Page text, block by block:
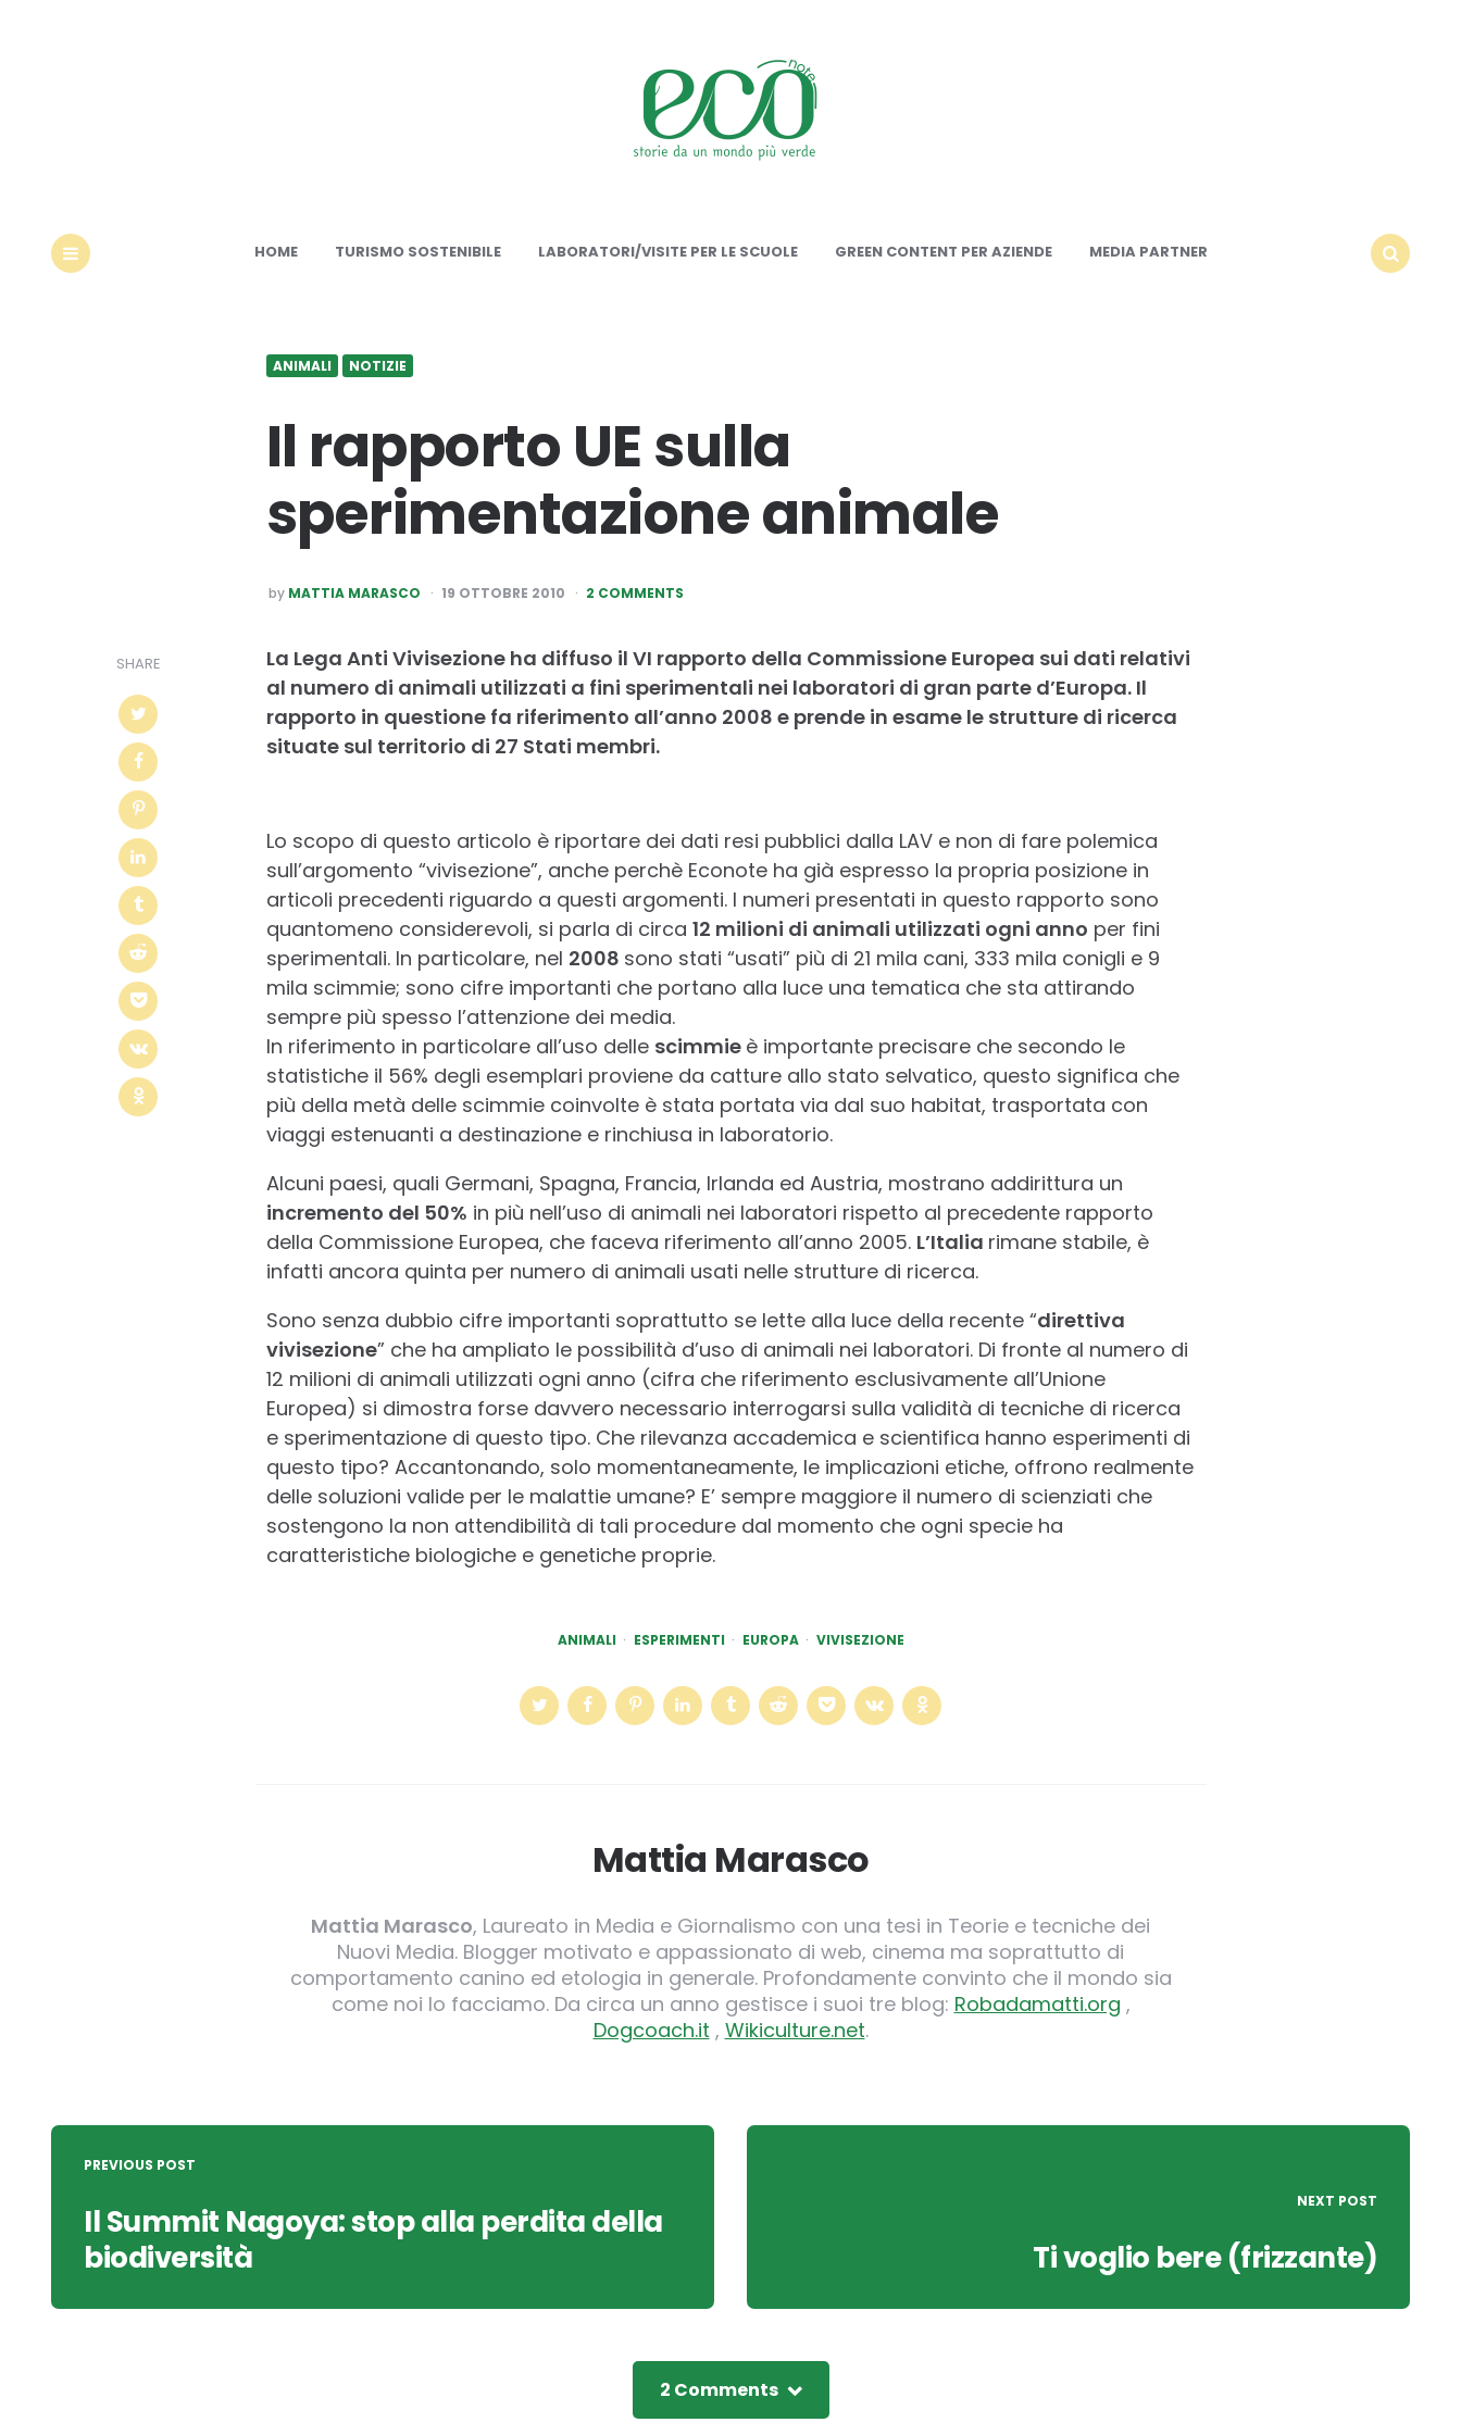
HOME TURISMO SOSTENIBILE LABORATORI/VISITE PER LE SCUOLE GREEN CONTENT PER AZIENDE
MEDIA PARTNER
ANIMALI NOTIZIE
Il rapporto UE sulla
sperimentazione animale
POSTED
BY
by MATTIA MARASCO 19 OTTOBRE 2010 2 COMMENTS
SHARE
La Lega Anti Vivisezione ha diffuso il VI rapporto della Commissione Europea sui dati relativi
al numero di animali utilizzati a fini sperimentali nei laboratori di gran parte d’Europa. Il
rapporto in questione fa riferimento all’anno 2008 e prende in esame le strutture di ricerca
situate sul territorio di 27 Stati membri.
Lo scopo di questo articolo è riportare dei dati resi pubblici dalla LAV e non di fare polemica
sull’argomento “vivisezione”, anche perchè Econote ha già espresso la propria posizione in
articoli precedenti riguardo a questi argomenti. I numeri presentati in questo rapporto sono
quantomeno considerevoli, si parla di circa 12 milioni di animali utilizzati ogni anno per fini
sperimentali. In particolare, nel 2008 sono stati “usati” più di 21 mila cani, 333 mila conigli e 9
mila scimmie; sono cifre importanti che portano alla luce una tematica che sta attirando
sempre più spesso l’attenzione dei media.
In riferimento in particolare all’uso delle scimmie è importante precisare che secondo le
statistiche il 56% degli esemplari proviene da catture allo stato selvatico, questo significa che
più della metà delle scimmie coinvolte è stata portata via dal suo habitat, trasportata con
viaggi estenuanti a destinazione e rinchiusa in laboratorio.
Alcuni paesi, quali Germani, Spagna, Francia, Irlanda ed Austria, mostrano addirittura un
incremento del 50% in più nell’uso di animali nei laboratori rispetto al precedente rapporto
della Commissione Europea, che faceva riferimento all’anno 2005. L’Italia rimane stabile, è
infatti ancora quinta per numero di animali usati nelle strutture di ricerca.
Sono senza dubbio cifre importanti soprattutto se lette alla luce della recente “direttiva
vivisezione” che ha ampliato le possibilità d’uso di animali nei laboratori. Di fronte al numero di
12 milioni di animali utilizzati ogni anno (cifra che riferimento esclusivamente all’Unione
Europea) si dimostra forse davvero necessario interrogarsi sulla validità di tecniche di ricerca
e sperimentazione di questo tipo. Che rilevanza accademica e scientifica hanno esperimenti di
questo tipo? Accantonando, solo momentaneamente, le implicazioni etiche, offrono realmente
delle soluzioni valide per le malattie umane? E’ sempre maggiore il numero di scienziati che
sostengono la non attendibilità di tali procedure dal momento che ogni specie ha
caratteristiche biologiche e genetiche proprie.
ANIMALI ESPERIMENTI EUROPA VIVISEZIONE
Mattia Marasco
Mattia Marasco, Laureato in Media e Giornalismo con una tesi in Teorie e tecniche dei
Nuovi Media. Blogger motivato e appassionato di web, cinema ma soprattutto di
comportamento canino ed etologia in generale. Profondamente convinto che il mondo sia
come noi lo facciamo. Da circa un anno gestisce i suoi tre blog: Robadamatti.org ,
Dogcoach.it , Wikiculture.net.
Post
navigation
PREVIOUS POST
Il Summit Nagoya: stop alla perdita della
biodiversità
NEXT POST
Ti voglio bere (frizzante)
2 Comments